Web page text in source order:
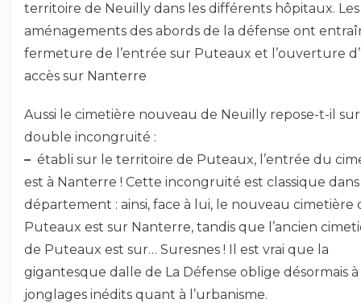
territoire de Neuilly dans les différents hôpitaux. Les
aménagements des abords de la défense ont
fermeture de l’entrée sur Puteaux et l’ouverture
accès sur Nanterre
Aussi le cimetière nouveau de Neuilly repose-t-il
double incongruité :
– établi sur le territoire de Puteaux, l’entrée du
est à Nanterre ! Cette incongruité est classique
département : ainsi, face à lui, le nouveau cimetière
Puteaux est sur Nanterre, tandis que l’ancien
de Puteaux est sur… Suresnes ! Il est vrai que la
gigantesque dalle de La Défense oblige désormais à
jonglages inédits quant à l’urbanisme.